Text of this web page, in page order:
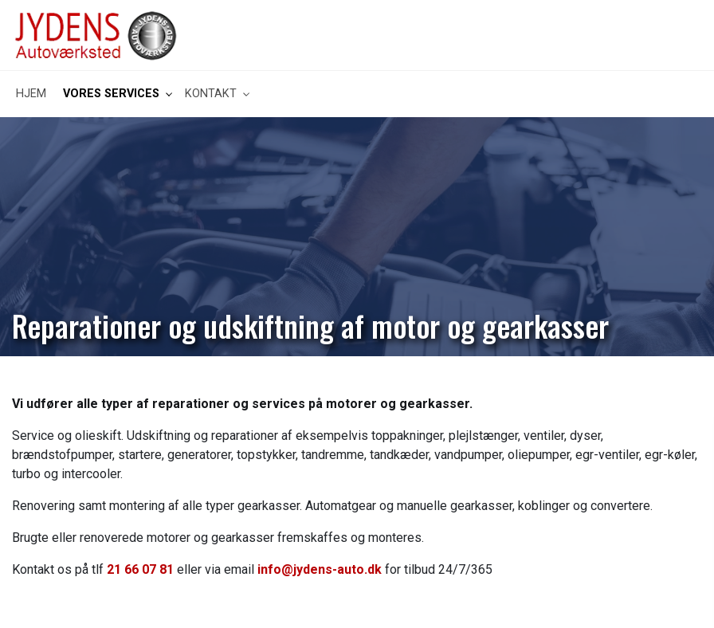
hovedindhold
HJEM VORES SERVICES KONTAKT
Reparationer og udskiftning af motor og gearkasser
Vi udfører alle typer af reparationer og services på motorer og gearkasser.
Service og olieskift. Udskiftning og reparationer af eksempelvis toppakninger, plejlstænger, ventiler, dyser,
brændstofpumper, startere, generatorer, topstykker, tandremme, tandkæder, vandpumper, oliepumper, egr-ventiler, egr-køler,
turbo og intercooler.
Renovering samt montering af alle typer gearkasser. Automatgear og manuelle gearkasser, koblinger og convertere.
Brugte eller renoverede motorer og gearkasser fremskaffes og monteres.
Kontakt os på tlf 21 66 07 81 eller via email info@jydens-auto.dk for tilbud 24/7/365